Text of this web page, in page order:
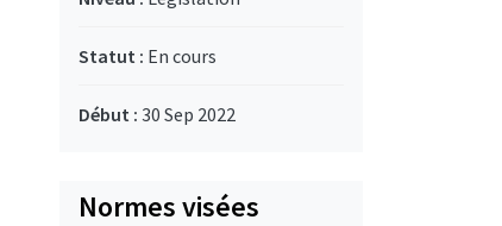
Statut : En cours
Début : 30 Sep 2022
Normes visées